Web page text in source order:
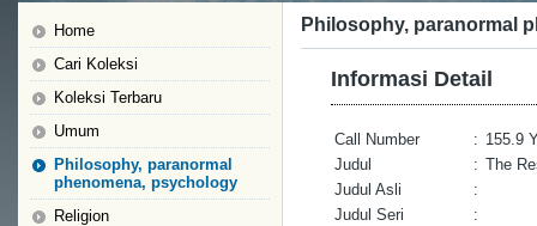
Home
Cari Koleksi
Koleksi Terbaru
Umum
Philosophy, paranormal
phenomena, psychology
Religion
Philosophy, paranormal
Informasi Detail
Call Number : 155.9
Judul
: The
Judul Asli
:
Judul Seri
: